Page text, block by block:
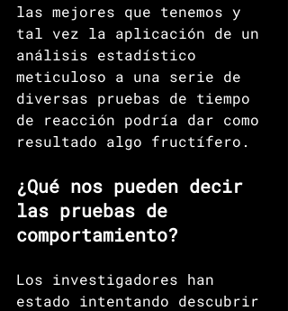
las mejores que tenemos y
tal vez la aplicación de un
análisis estadístico
meticuloso a una serie de
diversas pruebas de tiempo
de reacción podría dar como
resultado algo fructífero.
¿Qué nos pueden decir
las pruebas de
comportamiento?
Los investigadores han
estado intentando descubrir